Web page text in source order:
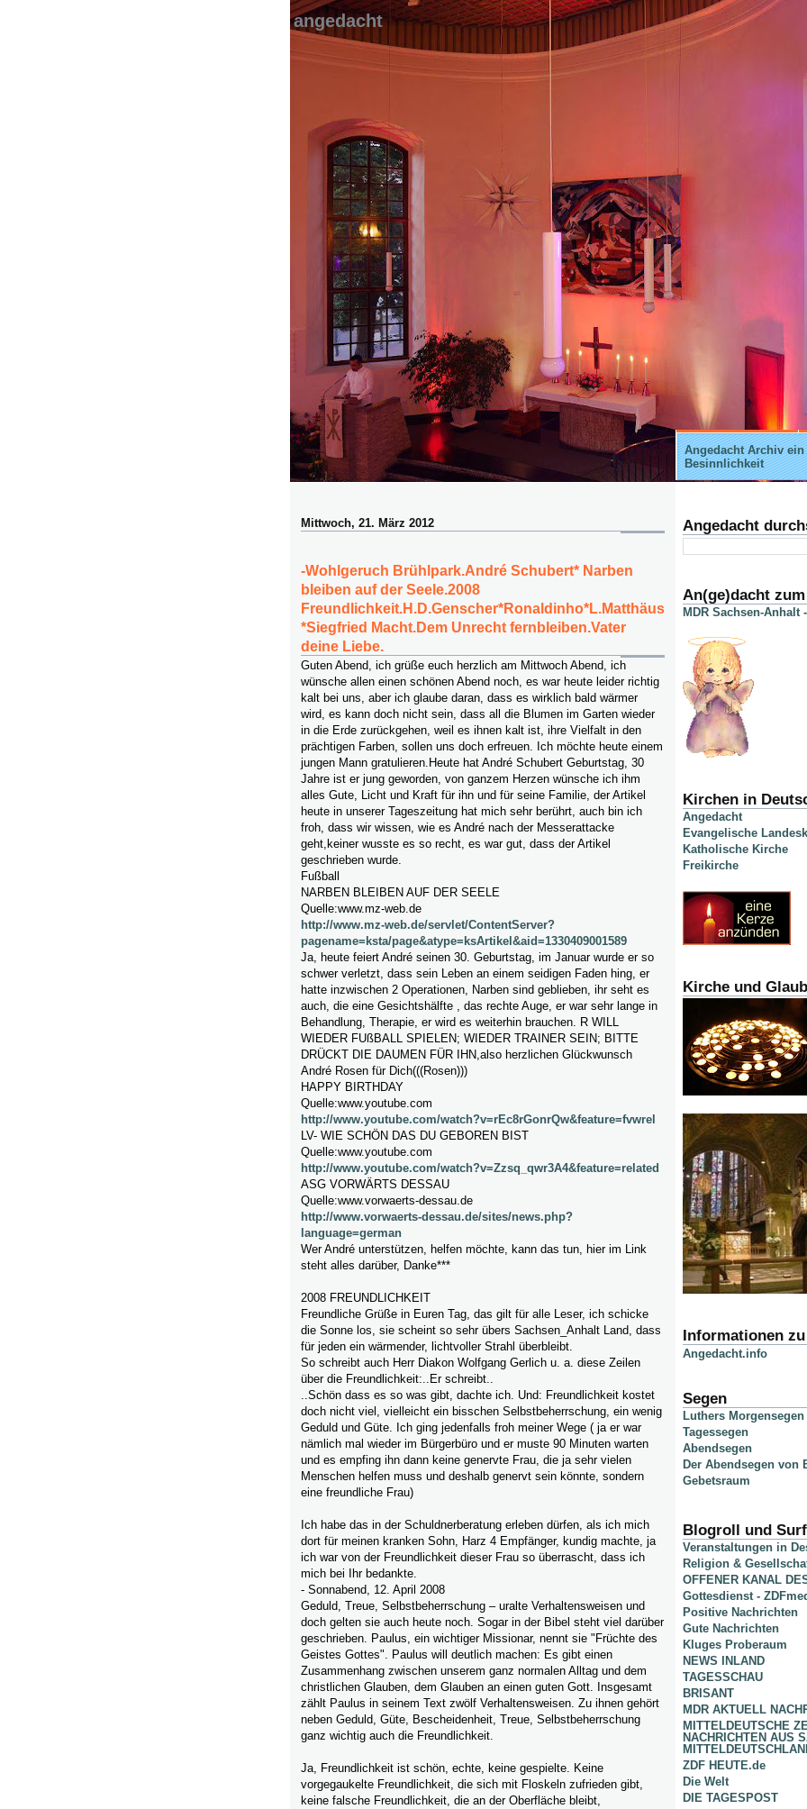
angedacht
Angedacht Archiv
Besinnlichkeit
Mittwoch, 21. März 2012
-Wohlgeruch Brühlpark.André Schubert* Narben
bleiben auf der Seele.2008
Freundlichkeit.H.D.Genscher*Ronaldinho*L.Matthäus
*Siegfried Macht.Dem Unrecht fernbleiben.Vater
deine Liebe.
Guten Abend, ich grüße euch herzlich am Mittwoch Abend, ich
wünsche allen einen schönen Abend noch, es war heute leider richtig
kalt bei uns, aber ich glaube daran, dass es wirklich bald wärmer
wird, es kann doch nicht sein, dass all die Blumen im Garten wieder
in die Erde zurückgehen, weil es ihnen kalt ist, ihre Vielfalt in den
prächtigen Farben, sollen uns doch erfreuen. Ich möchte heute einem
jungen Mann gratulieren.Heute hat André Schubert Geburtstag, 30
Jahre ist er jung geworden, von ganzem Herzen wünsche ich ihm
alles Gute, Licht und Kraft für ihn und für seine Familie, der Artikel
heute in unserer Tageszeitung hat mich sehr berührt, auch bin ich
froh, dass wir wissen, wie es André nach der Messerattacke
geht,keiner wusste es so recht, es war gut, dass der Artikel
geschrieben wurde.
Fußball
NARBEN BLEIBEN AUF DER SEELE
Quelle:www.mz-web.de
http://www.mz-web.de/servlet/ContentServer?
pagename=ksta/page&atype=ksArtikel&aid=1330409001589
Ja, heute feiert André seinen 30. Geburtstag, im Januar wurde er so
schwer verletzt, dass sein Leben an einem seidigen Faden hing, er
hatte inzwischen 2 Operationen, Narben sind geblieben, ihr seht es
auch, die eine Gesichtshälfte , das rechte Auge, er war sehr lange in
Behandlung, Therapie, er wird es weiterhin brauchen. R WILL
WIEDER FUßBALL SPIELEN; WIEDER TRAINER SEIN; BITTE
DRÜCKT DIE DAUMEN FÜR IHN,also herzlichen Glückwunsch
André Rosen für Dich(((Rosen)))
HAPPY BIRTHDAY
Quelle:www.youtube.com
http://www.youtube.com/watch?v=rEc8rGonrQw&feature=fvwrel
LV- WIE SCHÖN DAS DU GEBOREN BIST
Quelle:www.youtube.com
http://www.youtube.com/watch?v=Zzsq_qwr3A4&feature=related
ASG VORWÄRTS DESSAU
Quelle:www.vorwaerts-dessau.de
http://www.vorwaerts-dessau.de/sites/news.php?
language=german
Wer André unterstützen, helfen möchte, kann das tun, hier im Link
steht alles darüber, Danke***
2008 FREUNDLICHKEIT
Freundliche Grüße in Euren Tag, das gilt für alle Leser, ich schicke
die Sonne los, sie scheint so sehr übers Sachsen_Anhalt Land, dass
für jeden ein wärmender, lichtvoller Strahl überbleibt.
So schreibt auch Herr Diakon Wolfgang Gerlich u. a. diese Zeilen
über die Freundlichkeit:..Er schreibt..
..Schön dass es so was gibt, dachte ich. Und: Freundlichkeit kostet
doch nicht viel, vielleicht ein bisschen Selbstbeherrschung, ein wenig
Geduld und Güte. Ich ging jedenfalls froh meiner Wege ( ja er war
nämlich mal wieder im Bürgerbüro und er muste 90 Minuten warten
und es empfing ihn dann keine genervte Frau, die ja sehr vielen
Menschen helfen muss und deshalb genervt sein könnte, sondern
eine freundliche Frau)
Ich habe das in der Schuldnerberatung erleben dürfen, als ich mich
dort für meinen kranken Sohn, Harz 4 Empfänger, kundig machte, ja
ich war von der Freundlichkeit dieser Frau so überrascht, dass ich
mich bei Ihr bedankte.
- Sonnabend, 12. April 2008
Geduld, Treue, Selbstbeherrschung – uralte Verhaltensweisen und
doch gelten sie auch heute noch. Sogar in der Bibel steht viel darüber
geschrieben. Paulus, ein wichtiger Missionar, nennt sie "Früchte des
Geistes Gottes". Paulus will deutlich machen: Es gibt einen
Zusammenhang zwischen unserem ganz normalen Alltag und dem
christlichen Glauben, dem Glauben an einen guten Gott. Insgesamt
zählt Paulus in seinem Text zwölf Verhaltensweisen. Zu ihnen gehört
neben Geduld, Güte, Bescheidenheit, Treue, Selbstbeherrschung
ganz wichtig auch die Freundlichkeit.
Ja, Freundlichkeit ist schön, echte, keine gespielte. Keine
vorgegaukelte Freundlichkeit, die sich mit Floskeln zufrieden gibt,
keine falsche Freundlichkeit, die an der Oberfläche bleibt,
Angedacht
An(ge)dacht
MDR Sachsen-Anhalt
Kirchen in
Angedacht
Evangelische
Katholische Kirche
Freikirche
Kirche und
Informationen
Angedacht.info
Segen
Luthers Morgensegen
Tagessegen
Abendsegen
Der Abendsegen von
Gebetsraum
Blogroll und
Veranstaltungen in
Religion &
OFFENER KANAL
Gottesdienst -
Positive Nachrichten
Gute Nachrichten
Kluges Proberaum
NEWS INLAND
TAGESSCHAU
BRISANT
MDR AKTUELL
MITTELDEUTSCHE
NACHRICHTEN AUS
ZDF HEUTE.de
Die Welt
DIE TAGESPOST